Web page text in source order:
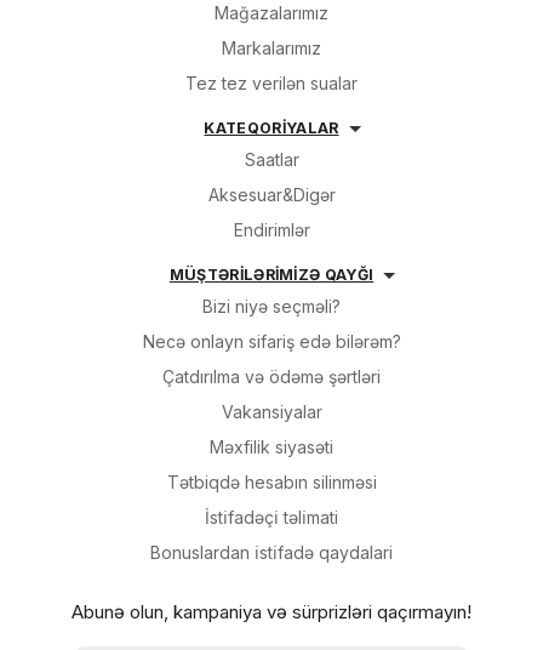
Mağazalarımız
Markalarımız
Tez tez verilən sualar
KATEQORİYALAR
Saatlar
Aksesuar&Digər
Endirimlər
MÜŞTƏRİLƏRİMİZƏ QAYĞI
Bizi niyə seçməli?
Necə onlayn sifariş edə bilərəm?
Çatdırılma və ödəmə şərtləri
Vakansiyalar
Məxfilik siyasəti
Tətbiqdə hesabın silinməsi
İsti̇fadəçi̇ təli̇mati
Bonuslardan i̇sti̇fadə qaydalari
Abunə olun, kampaniya və sürprizləri qaçırmayın!